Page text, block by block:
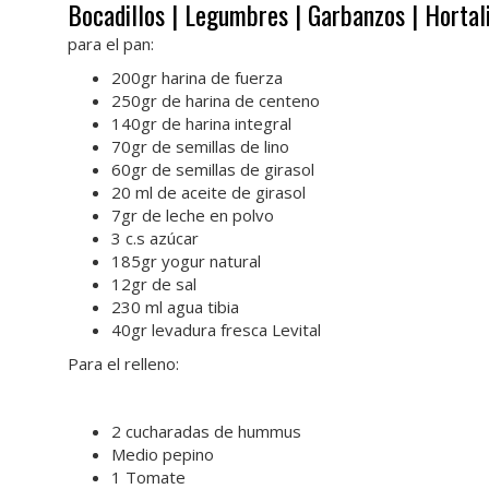
Bocadillos | Legumbres | Garbanzos |
para el pan:
200gr harina de fuerza
250gr de harina de centeno
140gr de harina integral
70gr de semillas de lino
60gr de semillas de girasol
20 ml de aceite de girasol
7gr de leche en polvo
3 c.s azúcar
185gr yogur natural
12gr de sal
230 ml agua tibia
40gr levadura fresca Levital
Para el relleno:
2 cucharadas de hummus
Medio pepino
1 Tomate